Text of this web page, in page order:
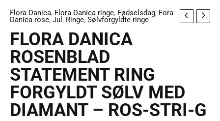
Flora Danica, Flora Danica ringe, Fødselsdag, Fora
Danica rose, Jul , Ringe, Sølvforgyldte ringe
FLORA DANICA
ROSENBLAD
STATEMENT RING
FORGYLDT SØLV MED
DIAMANT – ROS-STRI-G
FLORA
ROSENBLAD
STATEMENT
RING
FORGYLDT
SØLV
MED